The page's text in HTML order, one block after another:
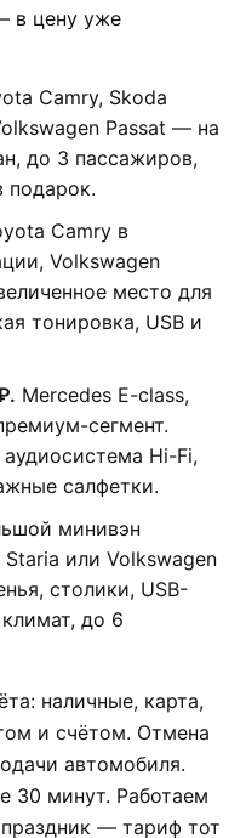
в цену уже
Camry, Skoda
Passat — на
до 3 пассажиров,
подарок.
Camry в
Volkswagen
место для
тонировка, USB и
Mercedes E-class,
сегмент.
Hi-Fi,
салфетки.
минивэн
или Volkswagen
столики, USB-
до 6
наличные, карта,
и счётом. Отмена
автомобиля.
30 минут. Работаем
— тариф тот